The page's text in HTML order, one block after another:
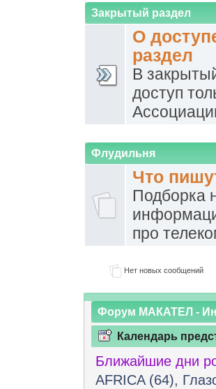
Закрытый раздел
О
раздел
В
доступ
Флудильня
Что
Подборка
про
Нет новых сообщений
Форум МАКАТЕЛ -
Календарь
Ближайшие дни
AFRICA (64),